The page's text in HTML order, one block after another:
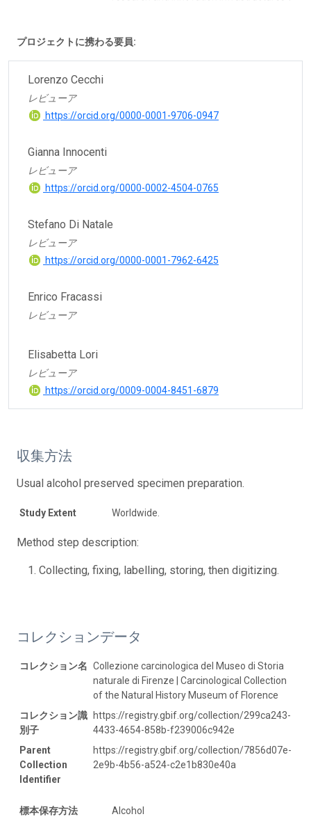
プロジェクトに携わる要員:
Lorenzo Cecchi
レビューア
https://orcid.org/0000-0001-9706-0947
Gianna Innocenti
レビューア
https://orcid.org/0000-0002-4504-0765
Stefano Di Natale
レビューア
https://orcid.org/0000-0001-7962-6425
Enrico Fracassi
レビューア
Elisabetta Lori
レビューア
https://orcid.org/0009-0004-8451-6879
収集方法
Usual alcohol preserved specimen preparation.
Study Extent Worldwide.
Method step description:
Collecting, fixing, labelling, storing, then digitizing.
コレクションデータ
コレクション名 Collezione carcinologica del Museo di Storia
naturale di Firenze | Carcinological Collection
of the Natural History Museum of Florence
コレクション識
別子
https://registry.gbif.org/collection/299ca243-
4433-4654-858b-f239006c942e
Parent
Collection
Identifier
https://registry.gbif.org/collection/7856d07e-
2e9b-4b56-a524-c2e1b830e40a
標本保存方法 Alcohol